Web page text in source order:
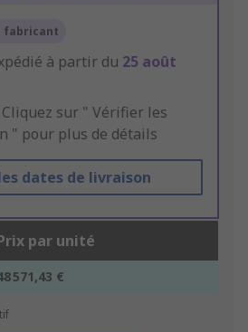
fabricant
à partir du 25 août
Cliquez sur " Vérifier les
" pour plus de détails
dates de livraison
par unité
571,43 €